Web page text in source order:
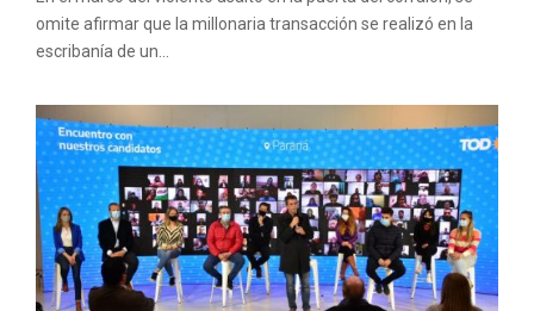
omite afirmar que la millonaria transacción se realizó en la
escribanía de un...